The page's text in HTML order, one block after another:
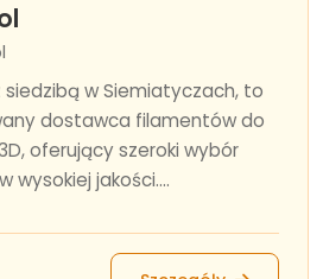
siedzibą w Siemiatyczach, to
dostawca filamentów do
oferujący szeroki wybór
wysokiej jakości....